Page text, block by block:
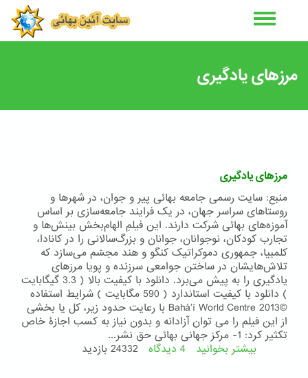
مرزهای یادگیری
مرزهای یادگیری
منبع: سایت رسمی جامعه بهائی پیر و جوان، در شهرها و
روستاهای سراسر جهان، در یک فرایند جامعه‌سازی بر اساس
آموزه‌های بهائی شرکت دارند. این فیلمِ الهام‌بخش بینش‌ها و
تجارب کودکان، نوجوانان، جوانان و بزرگ‌سالانی را در کانادا،
کلمبیا، جمهوری دموکراتیک کنگو و هند مجسّم می‌سازد که
تلاش‌هایشان در ساختن جوامعی سرزنده و پویا مرزهای
يادگيری را به پیش می‌برد. دانلود با کیفیت بالا ( 3.3 گیگابایت
) دانلود با کیفیت استاندارد ( 590 مگابایت ) شرایط استفاده
©Bahá’í World Centre 2013 با رعایت حدود زیر، کل یا بخشی
از این فیلم را می توان آزادانه و بدون نیاز به کسب اجازۀ خاص
تکثیر کرد: 1- مرکز جهانی بهائی حق نشر...
بیشتر بخوانید درباره
4 دیدگاه 24332 بازدید